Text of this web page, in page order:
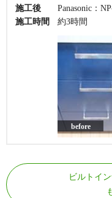
施工後
Panasonic：
施工時間
約3時間
before
ビルトイ